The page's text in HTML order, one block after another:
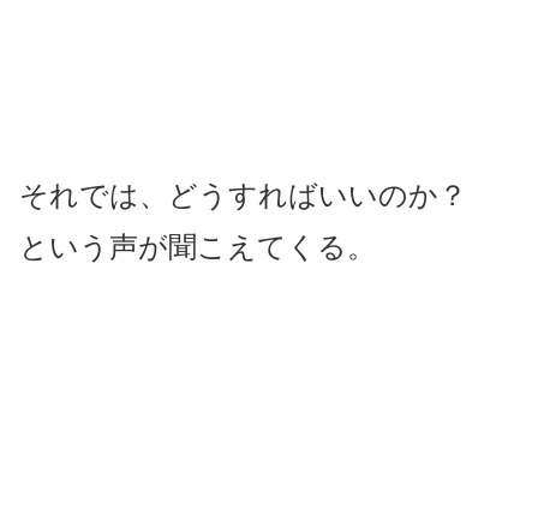
それでは、どうすればいいのか？
という声が聞こえてくる。